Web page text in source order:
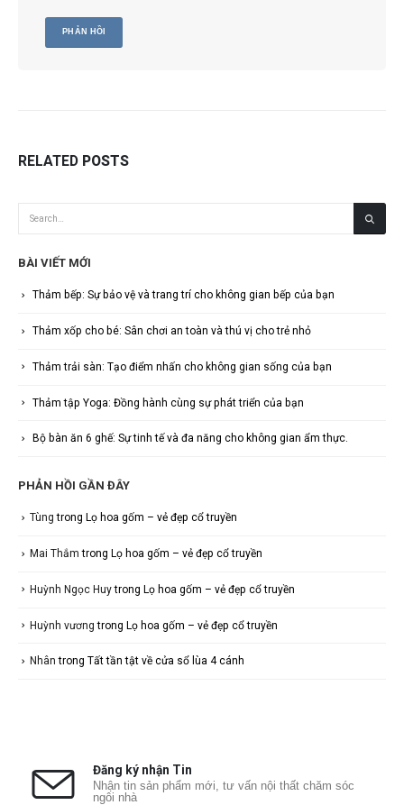
RELATED POSTS
BÀI VIẾT MỚI
Thảm bếp: Sự bảo vệ và trang trí cho không gian bếp của bạn
Thảm xốp cho bé: Sân chơi an toàn và thú vị cho trẻ nhỏ
Thảm trải sàn: Tạo điểm nhấn cho không gian sống của bạn
Thảm tập Yoga: Đồng hành cùng sự phát triển của bạn
Bộ bàn ăn 6 ghế: Sự tinh tế và đa năng cho không gian ẩm thực.
PHẢN HỒI GẦN ĐÂY
Tùng trong Lọ hoa gốm – vẻ đẹp cổ truyền
Mai Thắm trong Lọ hoa gốm – vẻ đẹp cổ truyền
Huỳnh Ngọc Huytrong Lọ hoa gốm – vẻ đẹp cổ truyền
Huỳnh vương trong Lọ hoa gốm – vẻ đẹp cổ truyền
Nhân trong Tất tần tật về cửa sổ lùa 4 cánh
Đăng ký nhận Tin
Nhận tin sản phẩm mới, tư vấn nội thất chăm sóc
ngôi nhà